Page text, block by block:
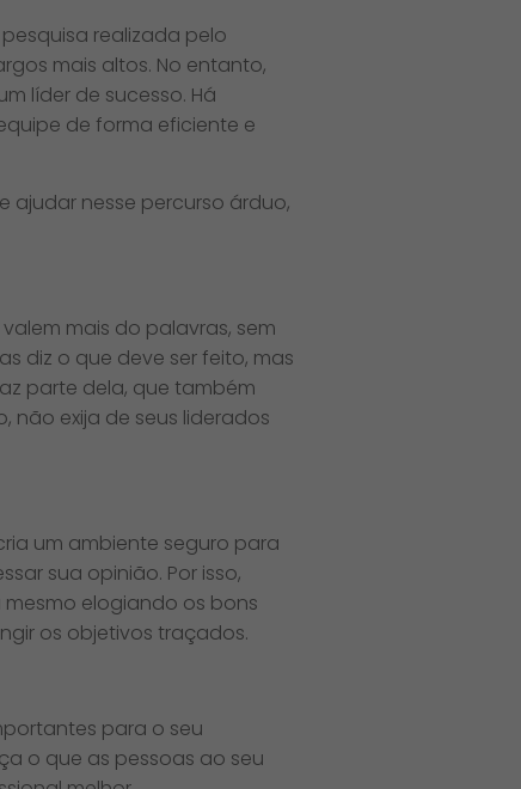
realizada pelo
mais altos. No entanto,
líder de sucesso. Há
de forma eficiente e
ajudar nesse percurso árduo,
mais do palavras, sem
diz o que deve ser feito, mas
parte dela, que também
não exija de seus liderados
um ambiente seguro para
sua opinião. Por isso,
elogiando os bons
os objetivos traçados.
para o seu
o que as pessoas ao seu